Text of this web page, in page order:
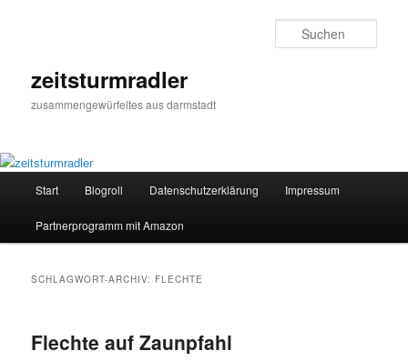
zeitsturmradler
zusammengewürfeltes aus darmstadt
Start Blogroll Datenschutzerklärung Impressum
Partnerprogramm mit Amazon
SCHLAGWORT-ARCHIV: FLECHTE
Flechte auf Zaunpfahl